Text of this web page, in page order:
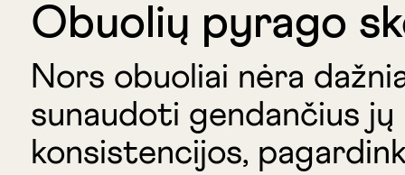
Obuolių pyrago
Nors obuoliai nėra
sunaudoti gendančius
konsistencijos,